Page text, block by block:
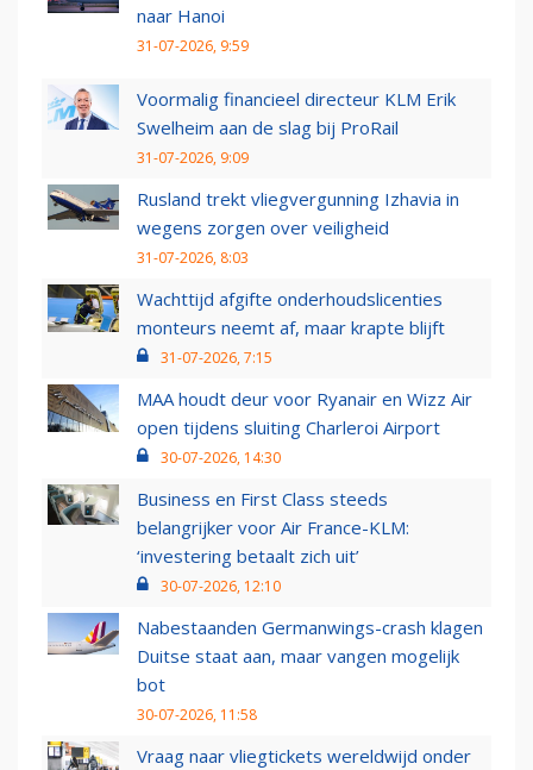
naar Hanoi
31-07-2026, 9:59
Voormalig financieel directeur KLM Erik
Swelheim aan de slag bij ProRail
31-07-2026, 9:09
Rusland trekt vliegvergunning Izhavia in
wegens zorgen over veiligheid
31-07-2026, 8:03
Wachttijd afgifte onderhoudslicenties
monteurs neemt af, maar krapte blijft
31-07-2026, 7:15
MAA houdt deur voor Ryanair en Wizz Air
open tijdens sluiting Charleroi Airport
30-07-2026, 14:30
Business en First Class steeds
belangrijker voor Air France-KLM:
‘investering betaalt zich uit’
30-07-2026, 12:10
Nabestaanden Germanwings-crash klagen
Duitse staat aan, maar vangen mogelijk
bot
30-07-2026, 11:58
Vraag naar vliegtickets wereldwijd onder